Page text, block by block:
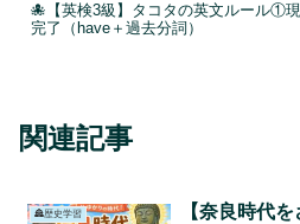
🐙【英検3級】タコタの英文ルール①
完了（have＋過去分詞）
関連記事
🏯歴史学習
【奈良時代